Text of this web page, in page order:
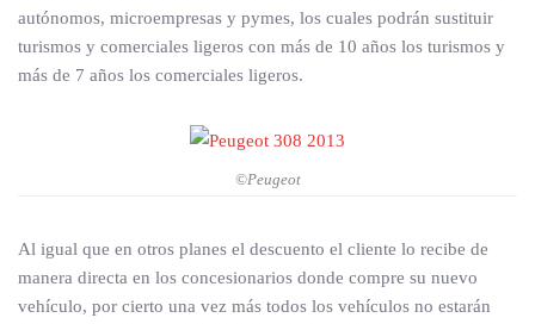
autónomos, microempresas y pymes, los cuales podrán sustituir
turismos y comerciales ligeros con más de 10 años los turismos y
más de 7 años los comerciales ligeros.
©Peugeot
Al igual que en otros planes el descuento el cliente lo recibe de
manera directa en los concesionarios donde compre su nuevo
vehículo, por cierto una vez más todos los vehículos no estarán